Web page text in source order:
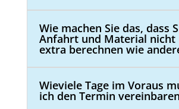
Wie machen Sie das, dass
Anfahrt und Material nicht
extra berechnen wie
Wieviele Tage im Voraus
ich den Termin